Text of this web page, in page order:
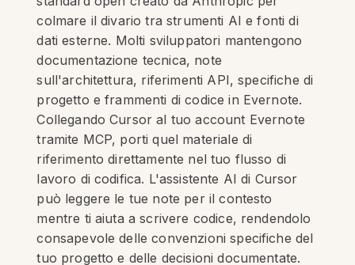
colmare il divario tra strumenti AI e fonti di
dati esterne. Molti sviluppatori mantengono
documentazione tecnica, note
sull'architettura, riferimenti API, specifiche di
progetto e frammenti di codice in Evernote.
Collegando Cursor al tuo account Evernote
tramite MCP, porti quel materiale di
riferimento direttamente nel tuo flusso di
lavoro di codifica. L'assistente AI di Cursor
può leggere le tue note per il contesto
mentre ti aiuta a scrivere codice, rendendolo
consapevole delle convenzioni specifiche del
tuo progetto e delle decisioni documentate.